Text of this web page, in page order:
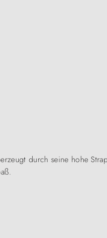
durch seine hohe